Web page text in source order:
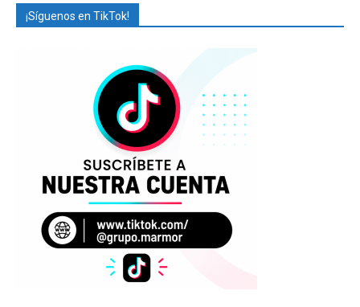
¡Síguenos en TikTok!